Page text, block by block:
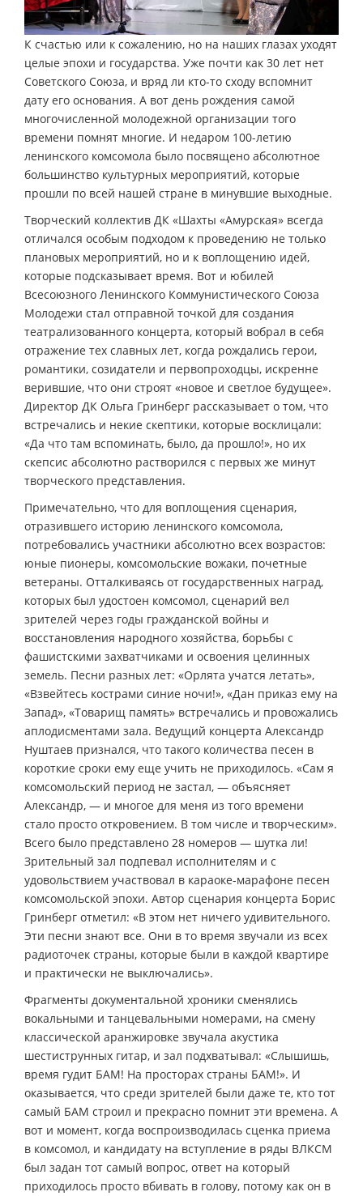
К счастью или к сожалению, но на наших глазах уходят
целые эпохи и государства. Уже почти как 30 лет нет
Советского Союза, и вряд ли кто-то сходу вспомнит
дату его основания. А вот день рождения самой
многочисленной молодежной организации того
времени помнят многие. И недаром 100-летию
ленинского комсомола было посвящено абсолютное
большинство культурных мероприятий, которые
прошли по всей нашей стране в минувшие выходные.
Творческий коллектив ДК «Шахты «Амурская» всегда
отличался особым подходом к проведению не только
плановых мероприятий, но и к воплощению идей,
которые подсказывает время. Вот и юбилей
Всесоюзного Ленинского Коммунистического Союза
Молодежи стал отправной точкой для создания
театрализованного концерта, который вобрал в себя
отражение тех славных лет, когда рождались герои,
романтики, созидатели и первопроходцы, искренне
верившие, что они строят «новое и светлое будущее».
Директор ДК Ольга Гринберг рассказывает о том, что
встречались и некие скептики, которые восклицали:
«Да что там вспоминать, было, да прошло!», но их
скепсис абсолютно растворился с первых же минут
творческого представления.
Примечательно, что для воплощения сценария,
отразившего историю ленинского комсомола,
потребовались участники абсолютно всех возрастов:
юные пионеры, комсомольские вожаки, почетные
ветераны. Отталкиваясь от государственных наград,
которых был удостоен комсомол, сценарий вел
зрителей через годы гражданской войны и
восстановления народного хозяйства, борьбы с
фашистскими захватчиками и освоения целинных
земель. Песни разных лет: «Орлята учатся летать»,
«Взвейтесь кострами синие ночи!», «Дан приказ ему на
Запад», «Товарищ память» встречались и провожались
аплодисментами зала. Ведущий концерта Александр
Нуштаев признался, что такого количества песен в
короткие сроки ему еще учить не приходилось. «Сам я
комсомольский период не застал, — объясняет
Александр, — и многое для меня из того времени
стало просто откровением. В том числе и творческим».
Всего было представлено 28 номеров — шутка ли!
Зрительный зал подпевал исполнителям и с
удовольствием участвовал в караоке-марафоне песен
комсомольской эпохи. Автор сценария концерта Борис
Гринберг отметил: «В этом нет ничего удивительного.
Эти песни знают все. Они в то время звучали из всех
радиоточек страны, которые были в каждой квартире
и практически не выключались».
Фрагменты документальной хроники сменялись
вокальными и танцевальными номерами, на смену
классической аранжировке звучала акустика
шестиструнных гитар, и зал подхватывал: «Слышишь,
время гудит БАМ! На просторах страны БАМ!». И
оказывается, что среди зрителей были даже те, кто тот
самый БАМ строил и прекрасно помнит эти времена. А
вот и момент, когда воспроизводилась сценка приема
в комсомол, и кандидату на вступление в ряды ВЛКСМ
был задан тот самый вопрос, ответ на который
приходилось просто вбивать в голову, потому как он в